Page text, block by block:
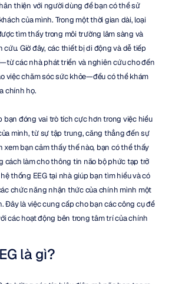
thiện với người dùng để bạn có thể sử
của mình. Trong một thời gian dài, loại
tìm thấy trong môi trường lâm sàng và
Giờ đây, các thiết bị di động và dễ tiếp
các nhà phát triển và nghiên cứu cho đến
việc chăm sóc sức khỏe—đều có thể khám
chính họ.
bạn đóng vai trò tích cực hơn trong việc hiểu
mình, từ sự tập trung, căng thẳng đến sự
xem bạn cảm thấy thế nào, bạn có thể thấy
cách làm cho thông tin não bộ phức tạp trở
thống EEG tại nhà giúp bạn tìm hiểu và có
chức năng nhận thức của chính mình một
Đây là việc cung cấp cho bạn các công cụ để
các hoạt động bên trong tâm trí của chính
là gì?